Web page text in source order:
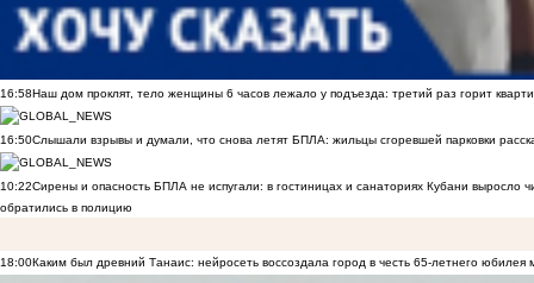
16:58Наш дом проклят, тело женщины 6 часов лежало у подъезда: третий раз горит
16:50Слышали взрывы и думали, что снова летят БПЛА: жильцы сгоревшей парковки
10:22Сирены и опасность БПЛА не испугали: в гостиницах и санаториях Кубани выросло
обратились в полицию
18:00Каким был древний Танаис: нейросеть воссоздала город в честь 65-летнего юбилея